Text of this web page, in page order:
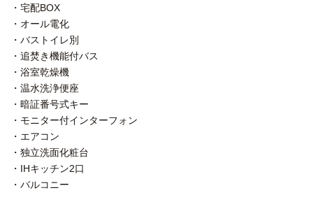
・宅配BOX
・オール電化
・バストイレ別
・追焚き機能付バス
・浴室乾燥機
・温水洗浄便座
・暗証番号式キー
・モニター付インターフォン
・エアコン
・独立洗面化粧台
・IHキッチン2口
・バルコニー